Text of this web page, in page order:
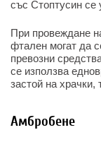
със Стоптусин се
При провеждане
фтален могат да
превозни
се използва
застой на храчки,
Амбробене